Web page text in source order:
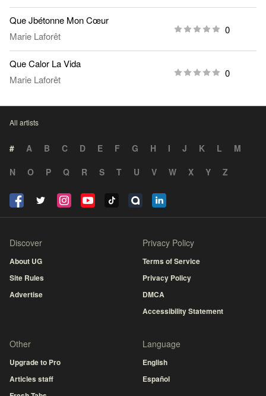
Que Jbétonne Mon Cœur
Marie Laforêt
0
Que Calor La Vida
Marie Laforêt
0
All artists
# A B C D E F G H I J K L
M
N
O P Q R S T U V W X Y Z
Discover
About UG
Site Rules
Advertise
Privacy Policy
Terms of Service
Privacy Policy
DMCA
Accessibility Statement
Other
Upgrade to Pro
Articles staff
Language
English
Español